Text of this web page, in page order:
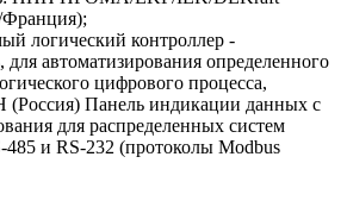
Франция);
логический контроллер -
автоматизирования определенного
цифрового процесса,
(Россия) Панель индикации данных с
для распределенных систем
485 и RS-232 (протоколы Modbus